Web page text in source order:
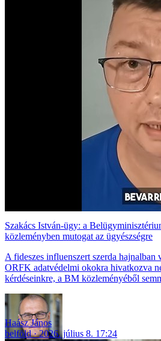
Szakács István-ügy: a
közleményben mutogat az ügyészségre
A fideszes influenszert szerda
ORFK adatvédelmi okokra hivatkozva
kérdéseinkre, a BM közleményéből
Haász János
belföld
2026. július 8. 17:24